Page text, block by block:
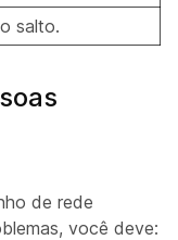
salto.
de rede
você deve: